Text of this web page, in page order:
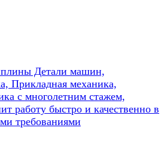
Детали машин,
Прикладная механика,
с многолетним стажем,
работу быстро и качественно в
требованиями